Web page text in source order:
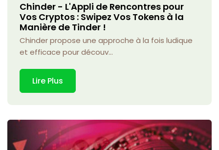
Chinder - L'Appli de Rencontres pour
Vos Cryptos : Swipez Vos Tokens à la
Manière de Tinder !
Chinder propose une approche à la fois ludique
et efficace pour découv...
Lire Plus